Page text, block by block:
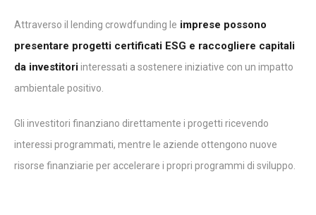
Attraverso il lending crowdfunding le imprese possono
presentare progetti certificati ESG e raccogliere capitali
da investitoriinteressati a sostenere iniziative con un impatto
ambientale positivo.
Gli investitori finanziano direttamente i progetti ricevendo
interessi programmati, mentre le aziende ottengono nuove
risorse finanziarie per accelerare i propri programmi di sviluppo.